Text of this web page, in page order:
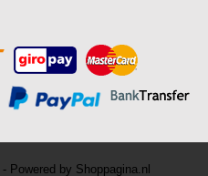
Powered by Shoppagina.nl